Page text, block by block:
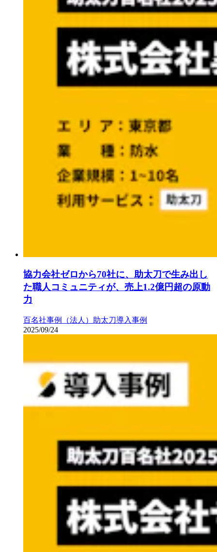
協力会社ゼロから70社に、助太刀で生み出し
た職人コミュニティが、売上1.2億円超の原動
力
百名社事例（法人）
助太刀導入事例
2025/09/24